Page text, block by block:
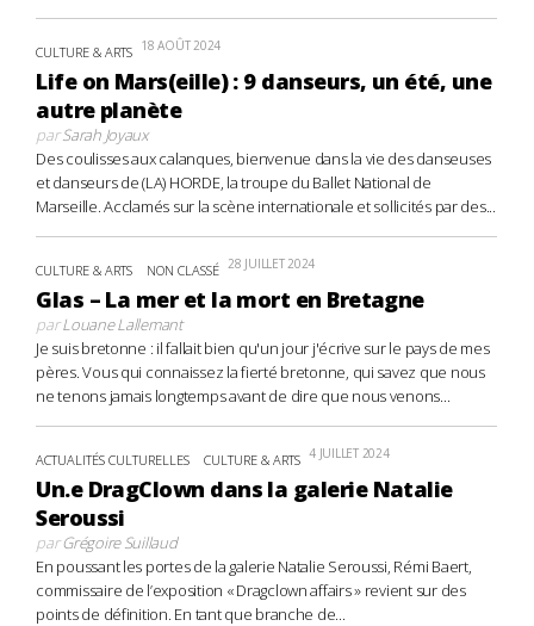
CULTURE & ARTS 18 AOÛT 2024
Life on Mars(eille) : 9 danseurs, un été, une
autre planète
parSarah Joyaux
Des coulisses aux calanques, bienvenue dans la vie des danseuses
et danseurs de (LA) HORDE, la troupe du Ballet National de
Marseille. Acclamés sur la scène internationale et sollicités par des...
CULTURE & ARTS NON CLASSÉ 28 JUILLET 2024
Glas – La mer et la mort en Bretagne
parLouane Lallemant
Je suis bretonne : il fallait bien qu'un jour j'écrive sur le pays de mes
pères. Vous qui connaissez la fierté bretonne, qui savez que nous
ne tenons jamais longtemps avant de dire que nous venons...
ACTUALITÉS CULTURELLES CULTURE & ARTS 4 JUILLET 2024
Un.e DragClown dans la galerie Natalie
Seroussi
parGrégoire Suillaud
En poussant les portes de la galerie Natalie Seroussi, Rémi Baert,
commissaire de l’exposition « Dragclown affairs » revient sur des
points de définition. En tant que branche de...